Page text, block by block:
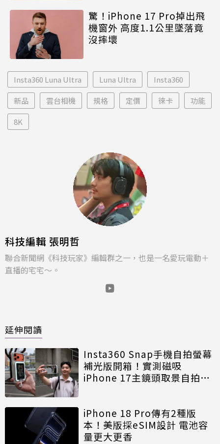
驚！iPhone 17 Pro掉出飛
機窗外 高度1.1公里墜落竟
沒摔壞
Insta360 Luna Ultra Luna Ultra Insta360
新品 雲台相機 規格 定價 徠卡 功能
8K
科技編輯 張明哲
聯合新聞網《科技玩家》編輯群之一，也是一名愛玩電動＋
直播的宅宅～。
延伸閱讀
Insta360 Snap手機自拍螢幕
補光版開箱！實測磁吸
iPhone 17主鏡頭取景自拍超
iPhone 18 Pro傳有2種版
本！美版採eSIM設計 電池容
量更大更香